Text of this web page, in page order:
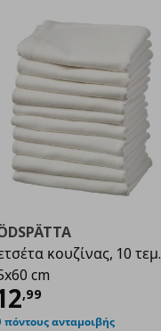
κουζίνας, 10 τεμ.
cm
,99 τιμή
πόντους ανταμοιβής